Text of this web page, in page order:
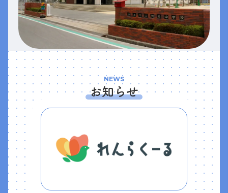
NEWS
お知らせ